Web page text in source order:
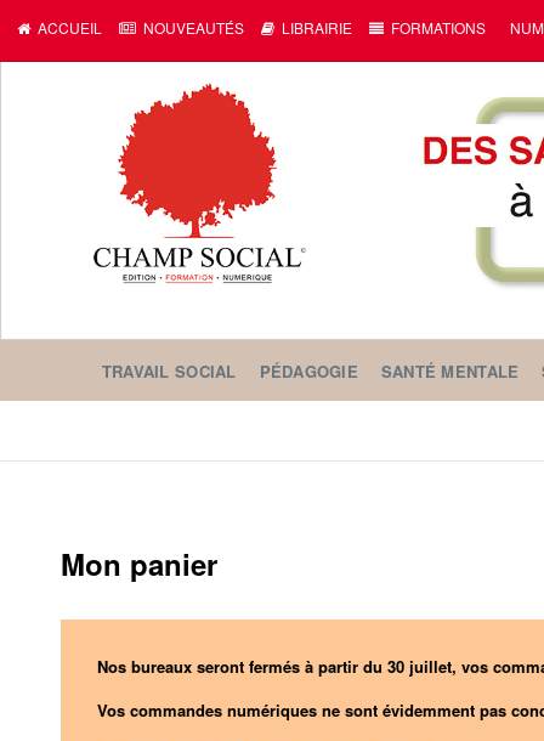
ACCUEIL NOUVEAUTÉS LIBRAIRIE FORMATIONS
TRAVAIL SOCIAL PÉDAGOGIE SANTÉ MENTALE
Mon panier
Nos bureaux seront fermés à partir du 30 juillet, vos
Vos commandes numériques ne sont évidemment pas